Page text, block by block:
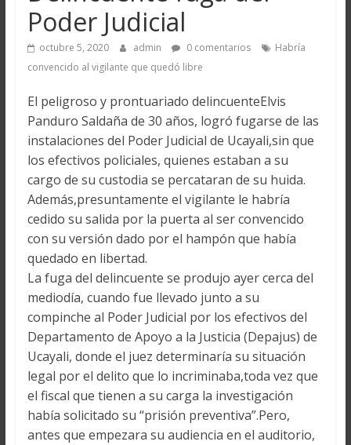
Poder Judicial
octubre 5, 2020 admin 0 comentarios
Habría
convencido al vigilante que quedó libre
El peligroso y prontuariado delincuenteElvis
Panduro Saldaña de 30 años, logró fugarse de las
instalaciones del Poder Judicial de Ucayali,sin que
los efectivos policiales, quienes estaban a su
cargo de su custodia se percataran de su huida.
Además,presuntamente el vigilante le habría
cedido su salida por la puerta al ser convencido
con su versión dado por el hampón que había
quedado en libertad.
La fuga del delincuente se produjo ayer cerca del
mediodía, cuando fue llevado junto a su
compinche al Poder Judicial por los efectivos del
Departamento de Apoyo a la Justicia (Depajus) de
Ucayali, donde el juez determinaría su situación
legal por el delito que lo incriminaba,toda vez que
el fiscal que tienen a su carga la investigación
había solicitado su “prisión preventiva”.Pero,
antes que empezara su audiencia en el auditorio,